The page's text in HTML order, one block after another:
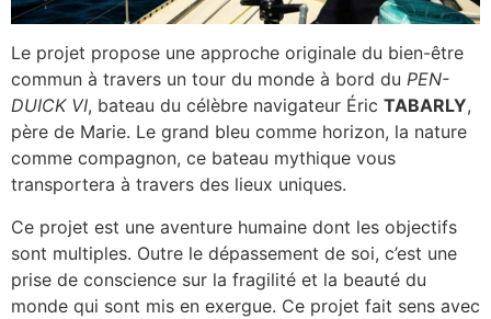
Le projet propose une approche originale du bien-être
commun à travers un tour du monde à bord du PEN-
DUICK VI, bateau du célèbre navigateur Éric TABARLY,
père de Marie. Le grand bleu comme horizon, la nature
comme compagnon, ce bateau mythique vous
transportera à travers des lieux uniques.
Ce projet est une aventure humaine dont les objectifs
sont multiples. Outre le dépassement de soi, c’est une
prise de conscience sur la fragilité et la beauté du
monde qui sont mis en exergue. Ce projet fait sens avec